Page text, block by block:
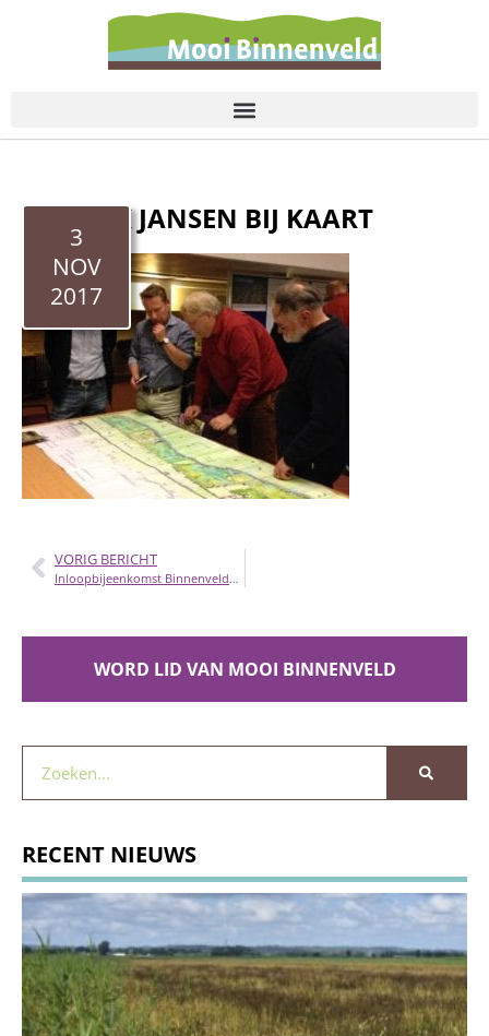
3
NOV
2017
PATRICK JANSEN BIJ KAART
VORIG BERICHT
Inloopbijeenkomst Binnenveldse Hooilanden
WORD LID VAN MOOI BINNENVELD
RECENT NIEUWS